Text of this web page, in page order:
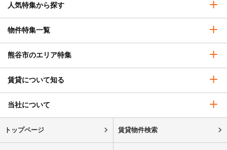
人気特集から探す
物件特集一覧
熊谷市のエリア特集
賃貸について知る
当社について
トップページ 賃貸物件検索